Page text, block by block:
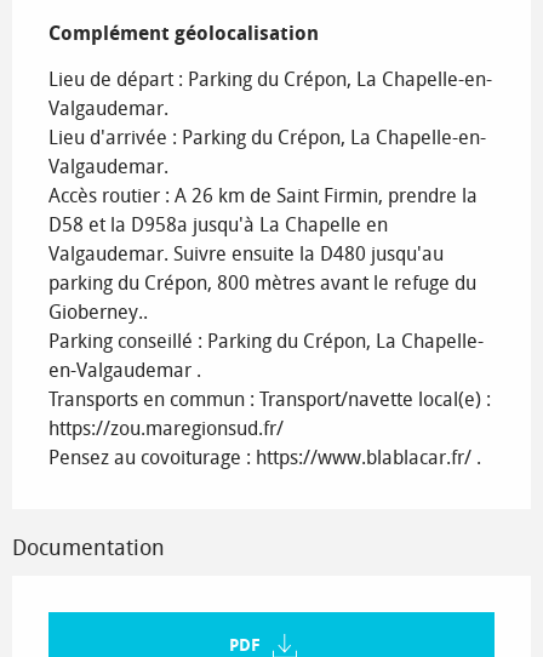
Complément géolocalisation
Complément géolocalisation
Lieu de départ : Parking du Crépon, La Chapelle-en-
Valgaudemar.
Lieu d'arrivée : Parking du Crépon, La Chapelle-en-
Valgaudemar.
Accès routier : A 26 km de Saint Firmin, prendre la
D58 et la D958a jusqu'à La Chapelle en
Valgaudemar. Suivre ensuite la D480 jusqu'au
parking du Crépon, 800 mètres avant le refuge du
Gioberney..
Parking conseillé : Parking du Crépon, La Chapelle-
en-Valgaudemar .
Transports en commun : Transport/navette local(e) :
https://zou.maregionsud.fr/
Pensez au covoiturage : https://www.blablacar.fr/ .
Documentation
PDF